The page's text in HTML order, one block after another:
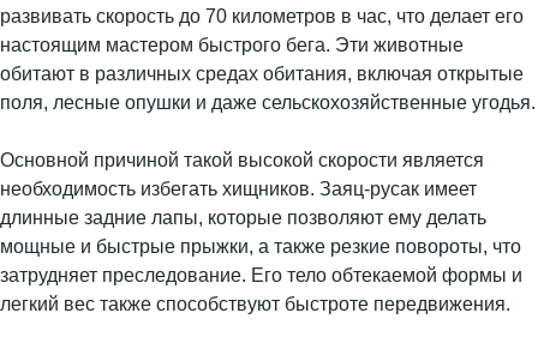
развивать скорость до 70 километров в час, что делает его
настоящим мастером быстрого бега. Эти животные
обитают в различных средах обитания, включая открытые
поля, лесные опушки и даже сельскохозяйственные угодья.
Основной причиной такой высокой скорости является
необходимость избегать хищников. Заяц-русак имеет
длинные задние лапы, которые позволяют ему делать
мощные и быстрые прыжки, а также резкие повороты, что
затрудняет преследование. Его тело обтекаемой формы и
легкий вес также способствуют быстроте передвижения.